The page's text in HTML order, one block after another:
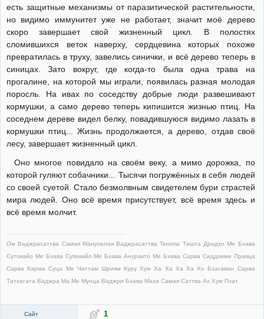
есть защитные механизмы от паразитической растительности,
но видимо иммунитет уже не работает, значит моё дерево
скоро завершает свой жизненный цикл. В полостях
сломившихся веток наверху, сердцевина которых похоже
превратилась в труху, завелись синички, и всё дерево теперь в
синицах. Зато вокруг, где когда-то была одна трава на
прогалине, на которой мы играли, появилась разная молодая
поросль. На ивах по соседству добрые люди развешивают
кормушки, а само дерево теперь кипишится жизнью птиц. На
соседнем дереве видел белку, повадившуюся видимо лазать в
кормушки птиц... Жизнь продолжается, а дерево, отдав своё
лесу, завершает жизненный цикл.
Оно многое повидало на своём веку, а мимо дорожка, по
которой гуляют собачники... Тысячи погружённых в себя людей
со своей суетой. Стало безмолвным свидетелем бури страстей
мира людей. Оно всё время присутствует, всё время здесь и
всё время молчит.
Ом Ваджрасаттва Самая Манупалая Ваджрасаттва Тенопа Тишта Дридхо Ме Бхава
Сутокайо Ме Бхава Супокайо Ме Бхава Ануракто Ме Бхава Сарва Сиддхиме Праяца
Сарва Карма Суца Ме Читтам Шриям Куру Хум Ха Ха Ха Ха Хо Бхагаван Сарва
Татхагата Ваджра Ма Ме Мунца Ваджри Бхава Маха Самая Саттва Ах Хум Пхат
Сайт 1